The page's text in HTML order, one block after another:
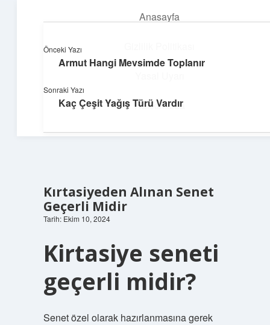
Anasayfa
Hakkımızda
Yumuşak Teknoloji Rehberi
Dijital dünyada huzurlu bir yolculuk!
Kırtasiyeden Alınan Senet
Geçerli Midir
Tarih: Ekim 10, 2024
Kirtasiye seneti
geçerli midir?
Senet özel olarak hazırlanmasına gerek
Önceki Yazı
Armut Hangi Mevsimde Toplanır
Sonraki Yazı
Kaç Çeşit Yağış Türü Vardır